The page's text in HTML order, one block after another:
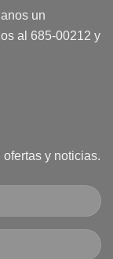
un
al 685-00212 y
y noticias.